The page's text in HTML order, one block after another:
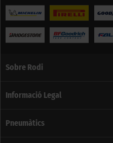
Sobre Rodi
Informació Legal
Pneumàtics